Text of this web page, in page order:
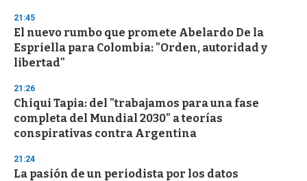
d
s
21:45
El nuevo rumbo que promete Abelardo De la
Espriella para Colombia: "Orden, autoridad y
libertad"
21:26
Chiqui Tapia: del "trabajamos para una fase
completa del Mundial 2030" a teorías
conspirativas contra Argentina
21:24
La pasión de un periodista por los datos